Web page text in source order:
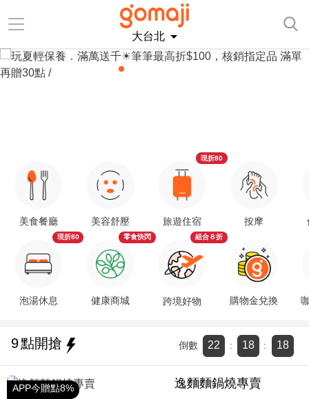
大台北
美食餐廳
泡湯休息
現折80
美容舒壓
健康商城
零食快閃
旅遊住宿
現折80
跨境好物
組合８折
按摩
購物金兌換
9點開搶 倒數 22 : 18 : 17
APP今贈點8% 逸麵麵鍋燒專賣